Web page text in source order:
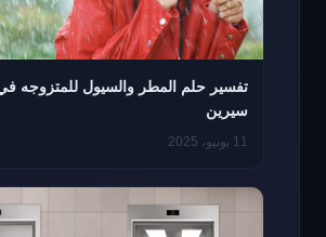
تفسير حلم المطر والسيول للمتزوجه في
سيرين
11 يونيو، 2025